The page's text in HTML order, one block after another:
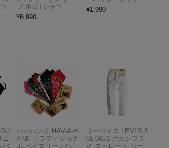
ブ ポロTシャツ
¥6,990
¥1,990
ニ
バ
ハバハンク HAV-A-H
ANK トラディショナ
ル ペイズリー バン
リーバイス LEVI’S 5
01-0651 ボタンフラ
イ ストレート ジー